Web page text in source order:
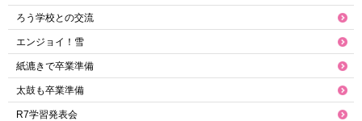
ろう学校との交流
エンジョイ！雪
紙漉きで卒業準備
太鼓も卒業準備
R7学習発表会